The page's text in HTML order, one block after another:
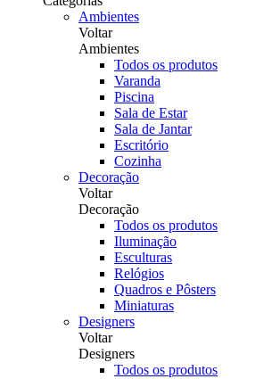
Ambientes
Voltar
Ambientes
Todos os produtos
Varanda
Piscina
Sala de Estar
Sala de Jantar
Escritório
Cozinha
Decoração
Voltar
Decoração
Todos os produtos
Iluminação
Esculturas
Relógios
Quadros e Pôsters
Miniaturas
Designers
Voltar
Designers
Todos os produtos